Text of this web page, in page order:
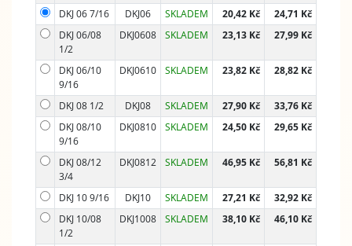
DKJ 06 7/16
DKJ06 SKLADEM 20,42 Kč
24,71 Kč
DKJ 06/08
1/2
DKJ0608 SKLADEM 23,13 Kč 27,99 Kč
DKJ 06/10
9/16
DKJ0610 SKLADEM 23,82 Kč 28,82 Kč
DKJ 08 1/2 DKJ08 SKLADEM 27,90 Kč
33,76 Kč
DKJ 08/10
9/16
DKJ0810 SKLADEM 24,50 Kč 29,65 Kč
DKJ 08/12
3/4
DKJ0812 SKLADEM 46,95 Kč 56,81 Kč
DKJ 10 9/16 DKJ10 SKLADEM 27,21 Kč
32,92 Kč
DKJ 10/08
1/2
DKJ1008 SKLADEM 38,10 Kč 46,10 Kč